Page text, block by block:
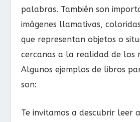
palabras. También son
imágenes llamativas,
que representan objetos o
cercanas a la realidad de los
Algunos ejemplos de libros
son:
Te invitamos a descubrir leer